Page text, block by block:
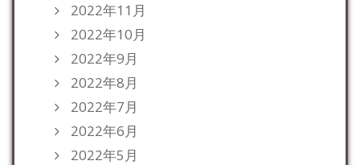
2022年11月
2022年10月
2022年9月
2022年8月
2022年7月
2022年6月
2022年5月